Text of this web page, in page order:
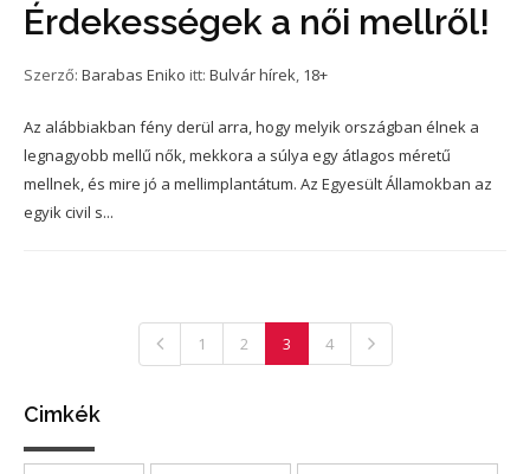
Érdekességek a női mellről!
Szerző: Barabas Eniko itt: Bulvár hírek, 18+
Az alábbiakban fény derül arra, hogy melyik országban élnek a
legnagyobb mellű nők, mekkora a súlya egy átlagos méretű
mellnek, és mire jó a mellimplantátum. Az Egyesült Államokban az
egyik civil s...
1 2 3 4
Cimkék